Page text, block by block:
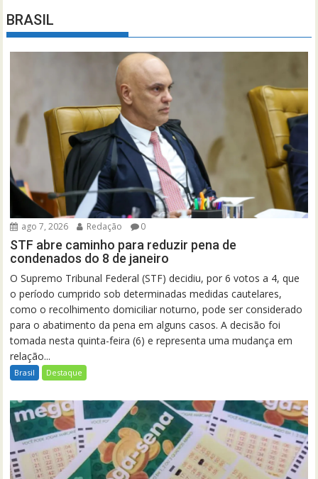
BRASIL
ago 7, 2026 Redação 0
STF abre caminho para reduzir pena de
condenados do 8 de janeiro
O Supremo Tribunal Federal (STF) decidiu, por 6 votos a 4, que
o período cumprido sob determinadas medidas cautelares,
como o recolhimento domiciliar noturno, pode ser considerado
para o abatimento da pena em alguns casos. A decisão foi
tomada nesta quinta-feira (6) e representa uma mudança em
relação...
Brasil Destaque